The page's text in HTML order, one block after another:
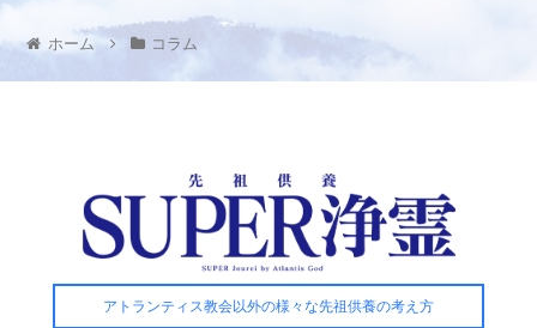
ホーム コラム
アトランティス教会以外の様々な先祖供養の考え方